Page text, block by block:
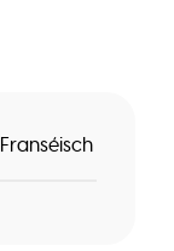
Franséisch